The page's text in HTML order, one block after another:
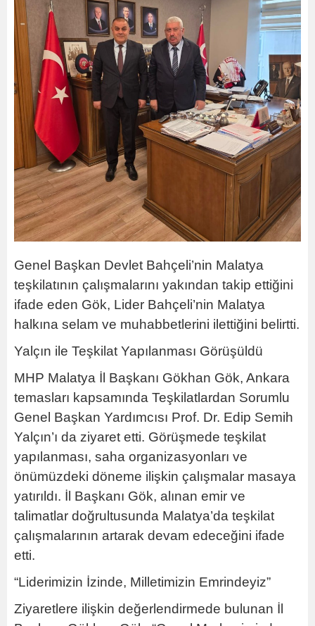
Genel Başkan Devlet Bahçeli’nin Malatya
teşkilatının çalışmalarını yakından takip ettiğini
ifade eden Gök, Lider Bahçeli’nin Malatya
halkına selam ve muhabbetlerini ilettiğini belirtti.
Yalçın ile Teşkilat Yapılanması Görüşüldü
MHP Malatya İl Başkanı Gökhan Gök, Ankara
temasları kapsamında Teşkilatlardan Sorumlu
Genel Başkan Yardımcısı Prof. Dr. Edip Semih
Yalçın’ı da ziyaret etti. Görüşmede teşkilat
yapılanması, saha organizasyonları ve
önümüzdeki döneme ilişkin çalışmalar masaya
yatırıldı. İl Başkanı Gök, alınan emir ve
talimatlar doğrultusunda Malatya’da teşkilat
çalışmalarının artarak devam edeceğini ifade
etti.
“Liderimizin İzinde, Milletimizin Emrindeyiz”
Ziyaretlere ilişkin değerlendirmede bulunan İl